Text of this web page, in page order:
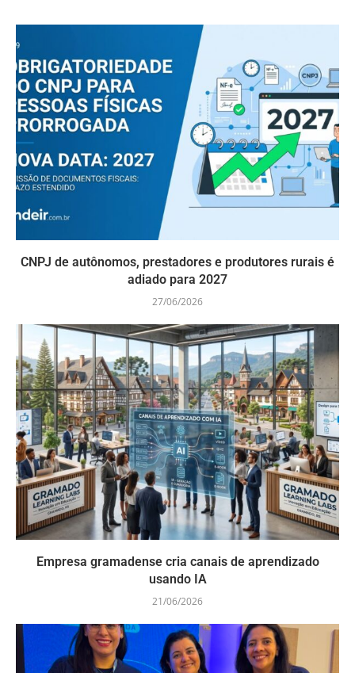
CNPJ de autônomos, prestadores e produtores rurais é
adiado para 2027
27/06/2026
Empresa gramadense cria canais de aprendizado
usando IA
21/06/2026